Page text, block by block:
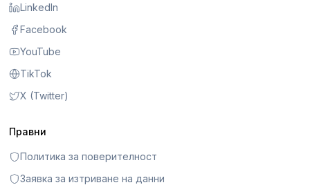
LinkedIn
Facebook
YouTube
TikTok
X (Twitter)
Правни
Политика за поверителност
Заявка за изтриване на данни